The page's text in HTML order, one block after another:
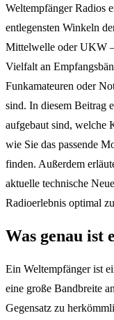
Weltempfänger Radios
entlegensten Winkeln
Mittelwelle oder UKW –
Vielfalt an
Funkamateuren oder
sind. In diesem Beitrag
aufgebaut sind, welche
wie Sie das passende
finden. Außerdem
aktuelle technische
Radioerlebnis optimal
Was genau ist
Ein Weltempfänger ist
eine große Bandbreite
Gegensatz zu